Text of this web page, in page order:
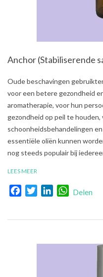
Anchor (Stabiliserende
2021-
Oude beschavingen
voor een betere gezondheid
aromatherapie, voor hun
gezondheid op peil te
schoonheidsbehandelingen
essentiële oliën kunnen
nog steeds populair bij
LEES MEER
FacebookTwitterLinkedInWhatsApp
Delen